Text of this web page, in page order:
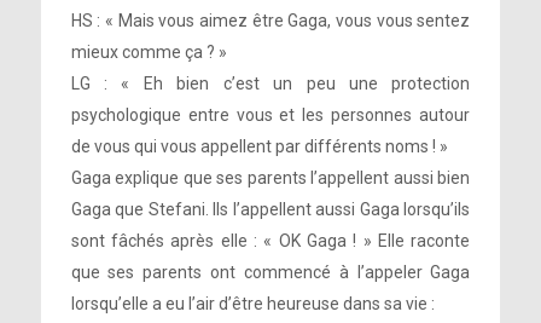
HS : « Mais vous aimez être Gaga, vous vous sentez
mieux comme ça ? »
LG : « Eh bien c’est un peu une protection
psychologique entre vous et les personnes autour
de vous qui vous appellent par différents noms ! »
Gaga explique que ses parents l’appellent aussi bien
Gaga que Stefani. Ils l’appellent aussi Gaga lorsqu’ils
sont fâchés après elle : « OK Gaga ! » Elle raconte
que ses parents ont commencé à l’appeler Gaga
lorsqu’elle a eu l’air d’être heureuse dans sa vie :